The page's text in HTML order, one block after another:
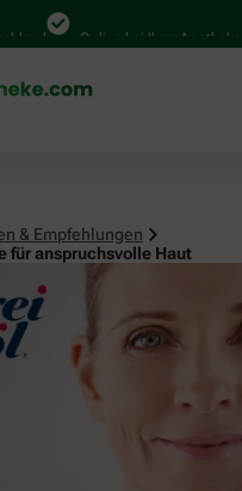
Online bei Ihrer Apotheke
& Empfehlungen
für anspruchsvolle Haut